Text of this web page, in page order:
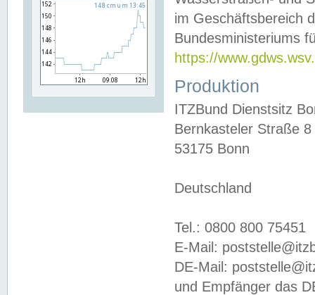
im Geschäftsbereich
Bundesministeriums
https://
Produktion
ITZBund Dienstsitz
Bernkasteler Straße 8
53175 Bonn
Deutschland
Tel.: 0800 800 75451
E-Mail:
DE-Mail:
und Empfänger das